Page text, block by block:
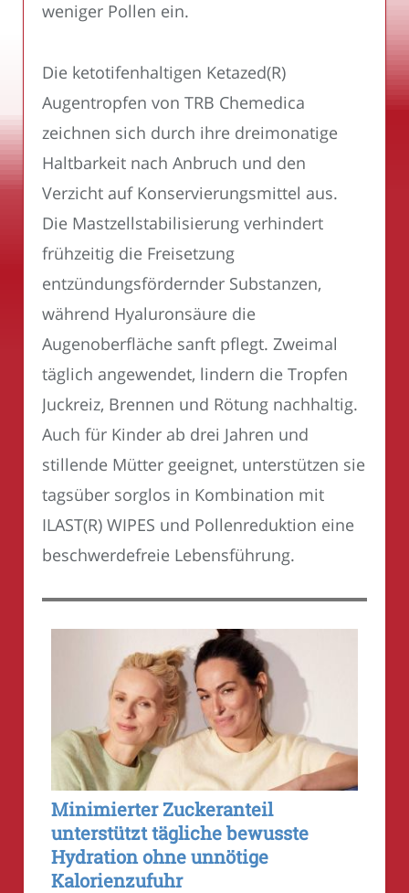
weniger Pollen ein.
Die ketotifenhaltigen Ketazed(R)
Augentropfen von TRB Chemedica
zeichnen sich durch ihre dreimonatige
Haltbarkeit nach Anbruch und den
Verzicht auf Konservierungsmittel aus.
Die Mastzellstabilisierung verhindert
frühzeitig die Freisetzung
entzündungsfördernder Substanzen,
während Hyaluronsäure die
Augenoberfläche sanft pflegt. Zweimal
täglich angewendet, lindern die Tropfen
Juckreiz, Brennen und Rötung nachhaltig.
Auch für Kinder ab drei Jahren und
stillende Mütter geeignet, unterstützen sie
tagsüber sorglos in Kombination mit
ILAST(R) WIPES und Pollenreduktion eine
beschwerdefreie Lebensführung.
Minimierter Zuckeranteil
unterstützt tägliche bewusste
Hydration ohne unnötige
Kalorienzufuhr